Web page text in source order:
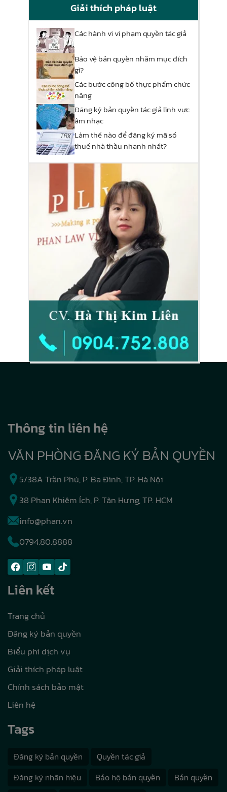
Giải thích pháp luật
Các hành vi vi phạm quyền tác giả
Bảo vệ bản quyền nhằm mục đích
gì?
Các bước công bố thực phẩm chức
năng
Đăng ký bản quyền tác giả lĩnh vực
âm nhạc
Làm thế nào để đăng ký mã số
thuế nhà thầu nhanh nhất?
Thông tin liên hệ
VĂN PHÒNG ĐĂNG KÝ BẢN QUYỀN
5/38A Trần Phú, P. Ba Đình, TP. Hà Nội
38 Phan Khiêm Ích, P. Tân Hưng, TP. HCM
info@phan.vn
0794.80.8888
Liên kết
Trang chủ
Đăng ký bản quyền
Biểu phí dịch vụ
Giải thích pháp luật
Chính sách bảo mật
Liên hệ
Tags
Đăng ký bản quyền
Quyền tác giả
Đăng ký nhãn hiệu
Bảo hộ bản quyền Bản quyền